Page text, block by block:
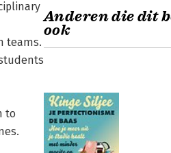
teams.
to
Anderen die dit
ook